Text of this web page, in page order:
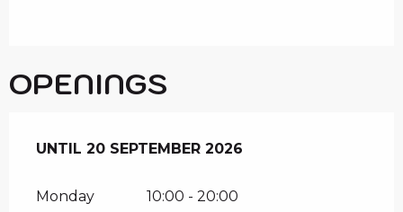
OPENINGS
FROM 19 JUNE 2026UNTIL20 SEPTEMBER 2026
UNTIL 20 SEPTEMBER 2026
Monday 10:00 - 20:00